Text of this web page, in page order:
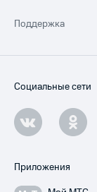
Поддержка
Социальные сети
Приложения